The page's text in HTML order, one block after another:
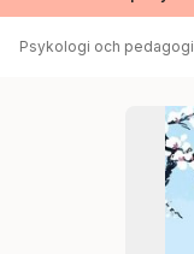
Psykologi och